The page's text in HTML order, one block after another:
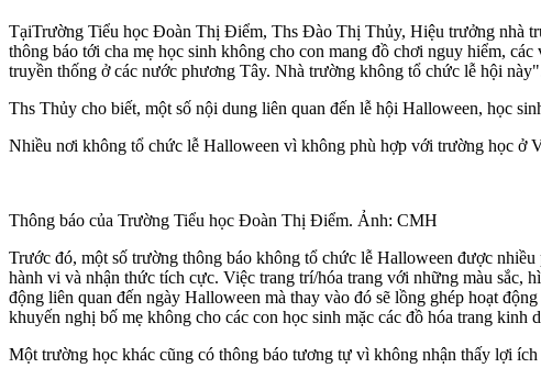
TạiTrường Tiểu học Đoàn Thị Điểm, Ths Đào Thị Thủy, Hiệu trưởng nhà
thông báo tới cha mẹ học sinh không cho con mang đồ chơi nguy hiểm,
truyền thống ở các nước phương Tây. Nhà trường không tổ chức lễ hội
Ths Thủy cho biết, một số nội dung liên quan đến lễ hội Halloween, học
Nhiều nơi không tổ chức lễ Halloween vì không phù hợp với trường học ở
Thông báo của Trường Tiểu học Đoàn Thị Điểm. Ảnh: CMH
Trước đó, một số trường thông báo không tổ chức lễ Halloween được
hành vi và nhận thức tích cực. Việc trang trí/hóa trang với những màu sắc,
động liên quan đến ngày Halloween mà thay vào đó sẽ lồng ghép hoạt
khuyến nghị bố mẹ không cho các con học sinh mặc các đồ hóa trang
Một trường học khác cũng có thông báo tương tự vì không nhận thấy lợi